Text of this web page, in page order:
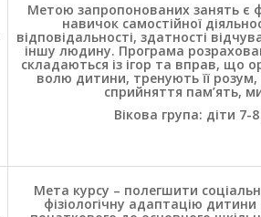
Метою запропонованих занять є
навичок самостійної
відповідальності, здатності
іншу людину. Програма
складаються із ігор та вправ, що
волю дитини, тренують її
сприйняття пам’ять,
Вікова група: діти 7-
Мета курсу – полегшити
фізіологічну адаптацію дитини